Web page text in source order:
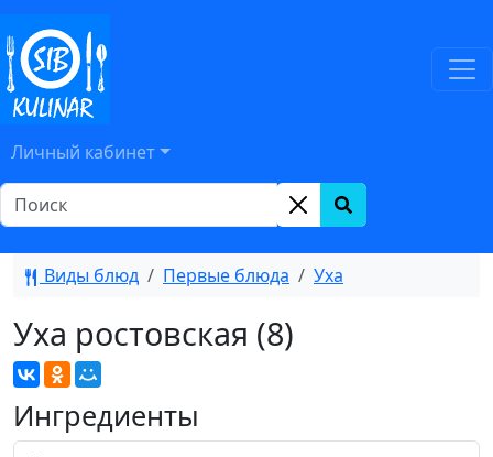
Личный кабинет
Виды блюд Первые блюда Уха
Уха ростовская (8)
Ингредиенты